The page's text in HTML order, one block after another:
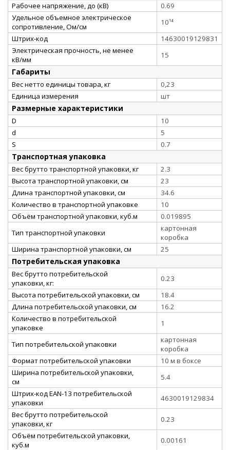
Рабочее напряжение, до (кВ)
0.69
Удельное объемное электрическое
сопротивление, Ом/см
10¹⁴
Штрих-код
14630019129831
Электрическая прочность, не менее
кВ/мм
15
Габариты
Вес нетто единицы товара, кг
0,23
Единица измерения
шт
Размерные характеристики
D
10
d
5
S
0.7
Транспортная упаковка
Вес брутто транспортной упаковки, кг
2.3
Высота транспортной упаковки, см
23
Длина транспортной упаковки, см
34.6
Количество в транспортной упаковке
10
Объём транспортной упаковки, куб.м
0.019895
Тип транспортной упаковки
картонная
коробка
Ширина транспортной упаковки, см
25
Потребительская упаковка
Вес брутто потребительской
упаковки, кг:
0.23
Высота потребительской упаковки, см
18.4
Длина потребительской упаковки, см
16.2
Количество в потребительской
упаковке
1
Тип потребительской упаковки
картонная
коробка
Формат потребительской упаковки
10 м в боксе
Ширина потребительской упаковки,
см
5.4
Штрих-код EAN-13 потребительской
упаковки
4630019129834
Вес брутто потребительской
упаковки, кг
0.23
Объём потребительской упаковки,
куб.м
0.00161